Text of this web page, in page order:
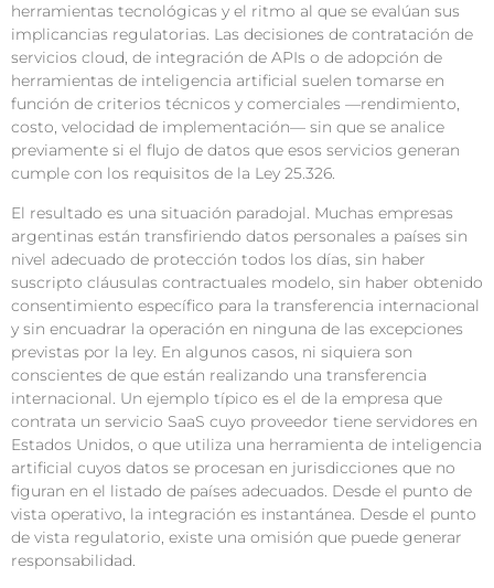
herramientas tecnológicas y el ritmo al que se evalúan sus
implicancias regulatorias. Las decisiones de contratación de
servicios cloud, de integración de APIs o de adopción de
herramientas de inteligencia artificial suelen tomarse en
función de criterios técnicos y comerciales —rendimiento,
costo, velocidad de implementación— sin que se analice
previamente si el flujo de datos que esos servicios generan
cumple con los requisitos de la Ley 25.326.
El resultado es una situación paradojal. Muchas empresas
argentinas están transfiriendo datos personales a países sin
nivel adecuado de protección todos los días, sin haber
suscripto cláusulas contractuales modelo, sin haber obtenido
consentimiento específico para la transferencia internacional
y sin encuadrar la operación en ninguna de las excepciones
previstas por la ley. En algunos casos, ni siquiera son
conscientes de que están realizando una transferencia
internacional. Un ejemplo típico es el de la empresa que
contrata un servicio SaaS cuyo proveedor tiene servidores en
Estados Unidos, o que utiliza una herramienta de inteligencia
artificial cuyos datos se procesan en jurisdicciones que no
figuran en el listado de países adecuados. Desde el punto de
vista operativo, la integración es instantánea. Desde el punto
de vista regulatorio, existe una omisión que puede generar
responsabilidad.